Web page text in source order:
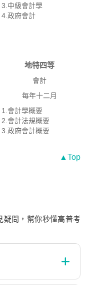
3.中級會計學
4.政府會計
地特四等
會計
每年十二月
1.會計學概要
2.會計法規概要
3.政府會計概要
▲Top
疑問，幫你秒懂高普考